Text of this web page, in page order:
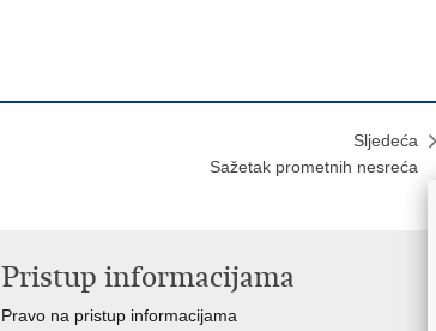
Sljedeća
Sažetak prometnih nesreća
Pristup informacijama
Pravo na pristup informacijama